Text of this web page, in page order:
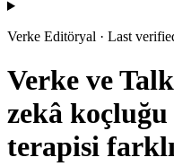
Verke Editöryal · Last
Verke ve
zekâ koçluğu
terapisi